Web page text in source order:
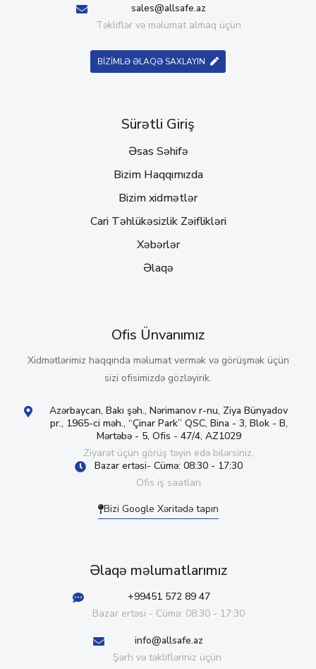
sales@allsafe.az
Təkliflər və məlumat almaq üçün
BİZİMLƏ ƏLAQƏ SAXLAYIN
Sürətli Giriş
Əsas Səhifə
Bizim Haqqımızda
Bizim xidmətlər
Cari Təhlükəsizlik Zəiflikləri
Xəbərlər
Əlaqə
Ofis Ünvanımız
Xidmətlərimiz haqqında məlumat vermək və görüşmək üçün
sizi ofisimizdə gözləyirik.
Azərbaycan, Bakı şəh., Nərimanov r-nu, Ziya Bünyadov
pr., 1965-ci məh., “Çinar Park” QSC, Bina - 3, Blok - B,
Mərtəbə - 5, Ofis - 47/4, AZ1029
Ziyarət üçün görüş təyin edə bilərsiniz.
Bazar ertəsi- Cümə: 08:30 - 17:30
Ofis iş saatları
Bizi Google Xəritədə tapın
Əlaqə məlumatlarımız
+99451 572 89 47
Bazar ertəsi - Cümə: 08:30 - 17:30
info@allsafe.az
Şərh və təklifləriniz üçün